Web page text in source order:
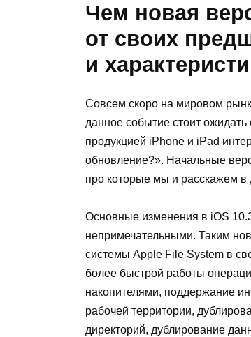
Чем новая
от своих
и
Совсем скоро на мировом
данное событие стоит
продукцией iPhone и iPad
обновление?». Начальные
про которые мы и расскажем в
Основные изменения в iOS
непримечательными. Таким
системы Apple File System в
более быстрой работы
накопителями, поддержание
рабочей территории,
директорий, дублирование